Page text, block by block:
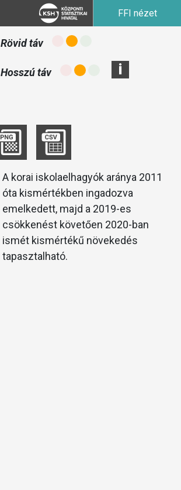
FFI nézet
Rövid táv
Hosszú táv i
A korai iskolaelhagyók aránya 2011
óta kismértékben ingadozva
emelkedett, majd a 2019-es
csökkenést követően 2020-ban
ismét kismértékű növekedés
tapasztalható.